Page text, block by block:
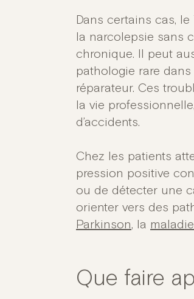
Dans certains cas,
la narcolepsie sans
chronique. Il peut
pathologie rare
réparateur. Ces
la vie
d’accidents.
Chez les patients
pression positive
ou de détecter une
orienter vers des
Parkinson, la
Que faire